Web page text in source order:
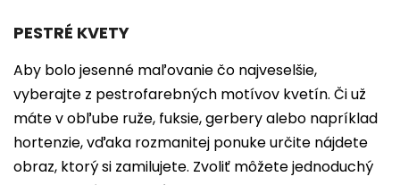
PESTRÉ KVETY
Aby bolo jesenné maľovanie čo najveselšie,
vyberajte z pestrofarebných motívov kvetín. Či už
máte v obľube ruže, fuksie, gerbery alebo napríklad
hortenzie, vďaka rozmanitej ponuke určite nájdete
obraz, ktorý si zamilujete. Zvoliť môžete jednoduchý